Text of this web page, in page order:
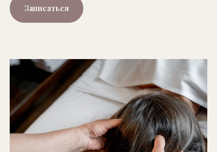
Записаться